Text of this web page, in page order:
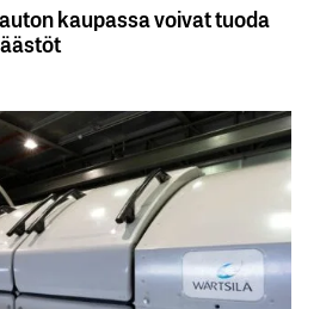
kaupassa voivat tuoda